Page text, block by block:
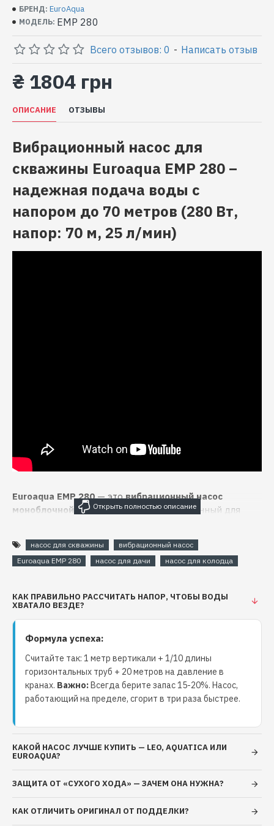
БРЕНД: EuroAqua
МОДЕЛЬ: EMP 280
Всего отзывов: 0 - Написать отзыв
₴ 1804 грн
ОПИСАНИЕ ОТЗЫВЫ
Вибрационный насос для
скважины Euroaqua EMP 280 –
надежная подача воды с
напором до 70 метров (280 Вт,
напор: 70 м, 25 л/мин)
Euroaqua EMP 280— этовибрационный насос
моноблочной конструкции, предназначенный для
глубине более 10 метров. Модель подходит для
водоснабжения частных домов, дач, квартир
также организацииполива приусадебных участков и
Ключевые преимущества
Надежная подача воды с глубины до 70
метровпри производительности1,5 м³/ч (25 л/
мин) .
водоснабжении и поливе, включая системы
Компактная конструкция и вес всего 4 кг
насос.
Мощность 0,28 кВт (280 Вт)обеспечивает
насос для скважины
вибрационный насос
Euroaqua EMP 280
насос для дачи насос для колодца
КАК ПРАВИЛЬНО РАССЧИТАТЬ НАПОР, ЧТОБЫ ВОДЫ
ХВАТАЛО ВЕЗДЕ?
Формула успеха:
Считайте так: 1 метр вертикали + 1/10 длины
горизонтальных труб + 20 метров на давление в
кранах. Важно:Всегда берите запас 15-20%. Насос,
работающий на пределе, сгорит в три раза быстрее.
КАКОЙ НАСОС ЛУЧШЕ КУПИТЬ — LEO, AQUATICA ИЛИ
EUROAQUA?
ЗАЩИТА ОТ «СУХОГО ХОДА» — ЗАЧЕМ ОНА НУЖНА?
КАК ОТЛИЧИТЬ ОРИГИНАЛ ОТ ПОДДЕЛКИ?